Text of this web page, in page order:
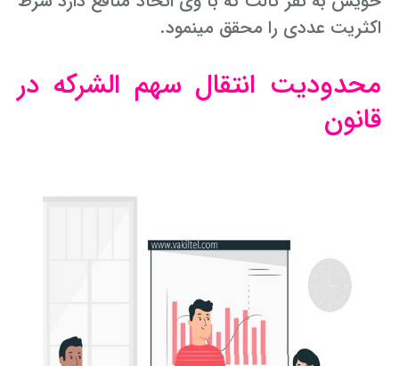
اکثریت عددی را محقق می­نمود.
محدودیت انتقال سهم­ الشرکه در
قانون